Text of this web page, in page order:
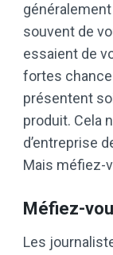
souvent de
essaient de
fortes
présentent
produit. Cela
d’entreprise
Mais méfiez-
Méfiez-
Les